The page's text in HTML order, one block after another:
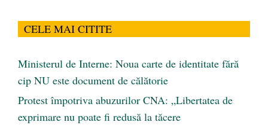
CELE MAI CITITE
Ministerul de Interne: Noua carte de identitate fără
cip NU este document de călătorie
Protest împotriva abuzurilor CNA: „Libertatea de
exprimare nu poate fi redusă la tăcere